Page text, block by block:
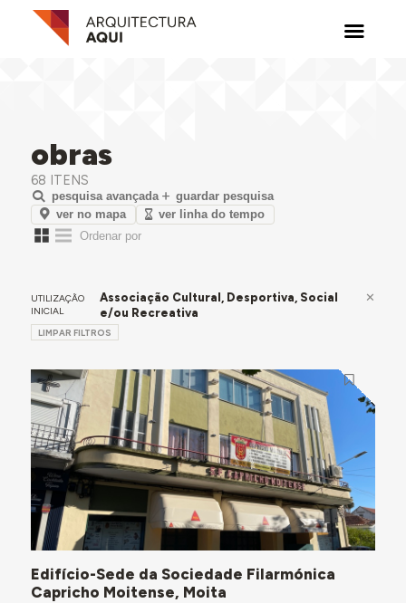
obras
68 ITENS
pesquisa avançada
guardar pesquisa
ver no mapa
ver linha do tempo
UTILIZAÇÃO
INICIAL
Associação Cultural, Desportiva, Social
e/ou Recreativa
LIMPAR FILTROS
Edifício-Sede da Sociedade Filarmónica
Capricho Moitense, Moita